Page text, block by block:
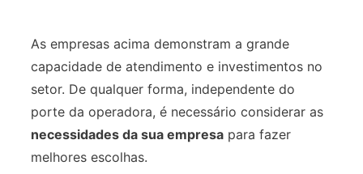
As empresas acima demonstram a grande
capacidade de atendimento e investimentos no
setor. De qualquer forma, independente do
porte da operadora, é necessário considerar as
necessidades da sua empresa para fazer
melhores escolhas.